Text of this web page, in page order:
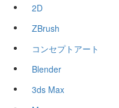
2D
ZBrush
コンセプトアート
Blender
3ds Max